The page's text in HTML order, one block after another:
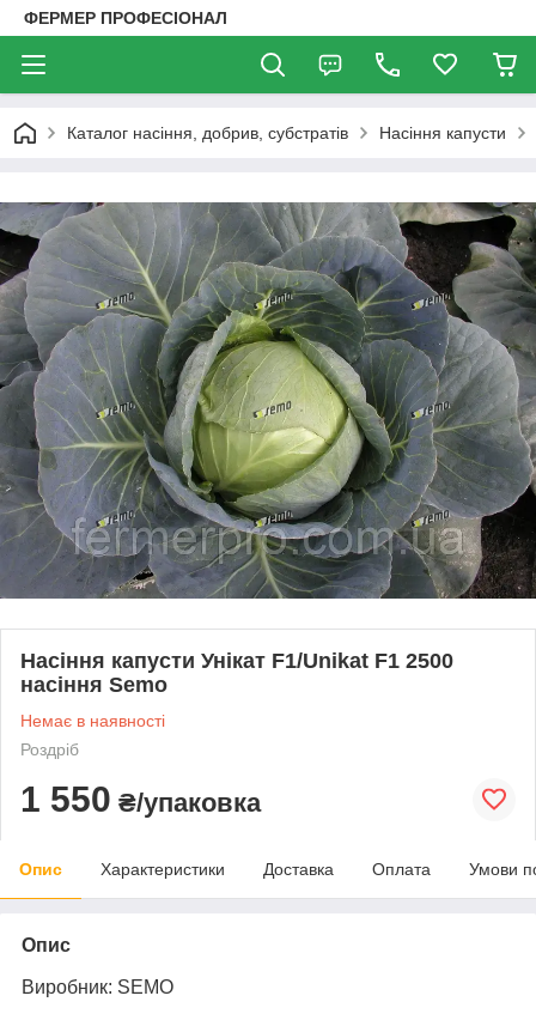
ФЕРМЕР ПРОФЕСІОНАЛ
Каталог насіння, добрив, субстратів Насіння капусти
Насіння капусти Унікат F1/Unikat F1 2500
насіння Semo
Немає в наявності
Роздріб
1 550 ₴/упаковка
Опис Характеристики Доставка Оплата Умови
Опис
Виробник: SEMO